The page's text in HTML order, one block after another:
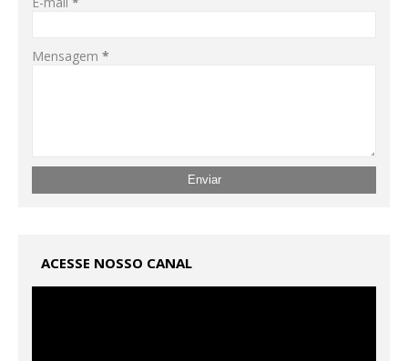
Mensagem *
ACESSE NOSSO CANAL